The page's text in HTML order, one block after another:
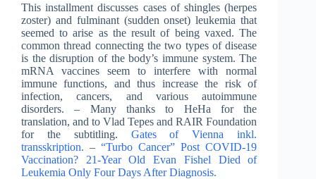
This installment discusses cases of shingles (herpes
zoster) and fulminant (sudden onset) leukemia that
seemed to arise as the result of being vaxed. The
common thread connecting the two types of disease
is the disruption of the body’s immune system. The
mRNA vaccines seem to interfere with normal
immune functions, and thus increase the risk of
infection, cancers, and various autoimmune
disorders. – Many thanks to HeHa for the
translation, and to Vlad Tepes and RAIR Foundation
for the subtitling. Gates of Vienna inkl.
transskription. –“Turbo Cancer” Post COVID-19
Vaccination? 21-Year Old Evan Fishel Died of
Leukemia Only Four Days After Diagnosis.